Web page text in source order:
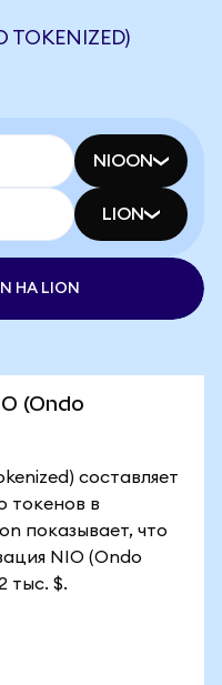
TOKENIZED)
NIOON
LION
НА LION
(Ondo
составляет
токенов в
показывает, что
NIO (Ondo
тыс. $.